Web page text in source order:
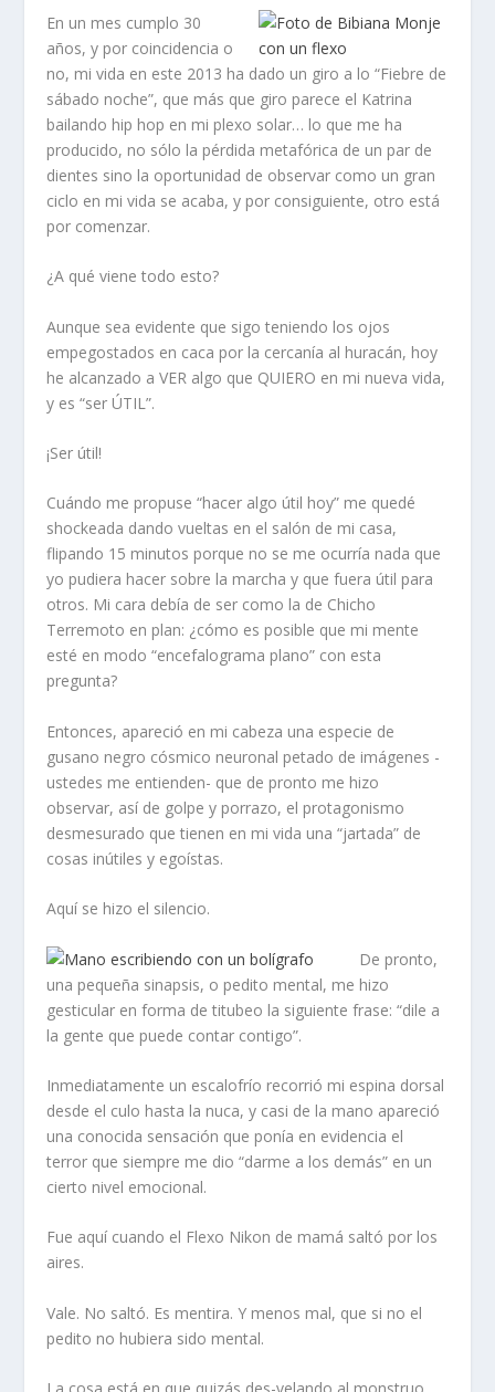
En un mes cumplo 30
años, y por coincidencia o
no, mi vida en este 2013 ha dado un giro a lo “Fiebre de
sábado noche”, que más que giro parece el Katrina
bailando hip hop en mi plexo solar… lo que me ha
producido, no sólo la pérdida metafórica de un par de
dientes sino la oportunidad de observar como un gran
ciclo en mi vida se acaba, y por consiguiente, otro está
por comenzar.
¿A qué viene todo esto?
Aunque sea evidente que sigo teniendo los ojos
empegostados en caca por la cercanía al huracán, hoy
he alcanzado a VER algo que QUIERO en mi nueva vida,
y es “ser ÚTIL”.
¡Ser útil!
Cuándo me propuse “hacer algo útil hoy” me quedé
shockeada dando vueltas en el salón de mi casa,
flipando 15 minutos porque no se me ocurría nada que
yo pudiera hacer sobre la marcha y que fuera útil para
otros. Mi cara debía de ser como la de Chicho
Terremoto en plan: ¿cómo es posible que mi mente
esté en modo “encefalograma plano” con esta
pregunta?
Entonces, apareció en mi cabeza una especie de
gusano negro cósmico neuronal petado de imágenes -
ustedes me entienden- que de pronto me hizo
observar, así de golpe y porrazo, el protagonismo
desmesurado que tienen en mi vida una “jartada” de
cosas inútiles y egoístas.
Aquí se hizo el silencio.
De pronto,
una pequeña sinapsis, o pedito mental, me hizo
gesticular en forma de titubeo la siguiente frase: “dile a
la gente que puede contar contigo”.
Inmediatamente un escalofrío recorrió mi espina dorsal
desde el culo hasta la nuca, y casi de la mano apareció
una conocida sensación que ponía en evidencia el
terror que siempre me dio “darme a los demás” en un
cierto nivel emocional.
Fue aquí cuando el Flexo Nikon de mamá saltó por los
aires.
Vale. No saltó. Es mentira. Y menos mal, que si no el
pedito no hubiera sido mental.